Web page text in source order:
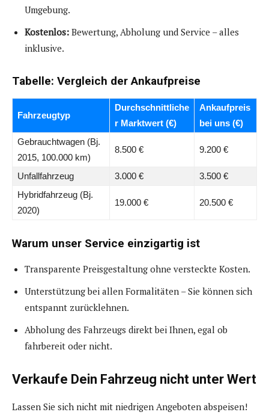
Umgebung.
Kostenlos: Bewertung, Abholung und Service – alles
inklusive.
Tabelle: Vergleich der Ankaufpreise
Fahrzeugtyp
Durchschnittliche
r Marktwert (€)
Ankaufpreis
bei uns (€)
Gebrauchtwagen (Bj.
2015, 100.000 km)
8.500 € 9.200 €
Unfallfahrzeug 3.000 €
3.500 €
Hybridfahrzeug (Bj.
2020)
19.000 € 20.500 €
Warum unser Service einzigartig ist
Transparente Preisgestaltung ohne versteckte Kosten.
Unterstützung bei allen Formalitäten – Sie können sich
entspannt zurücklehnen.
Abholung des Fahrzeugs direkt bei Ihnen, egal ob
fahrbereit oder nicht.
Verkaufe Dein Fahrzeug nicht unter Wert
Lassen Sie sich nicht mit niedrigen Angeboten abspeisen!